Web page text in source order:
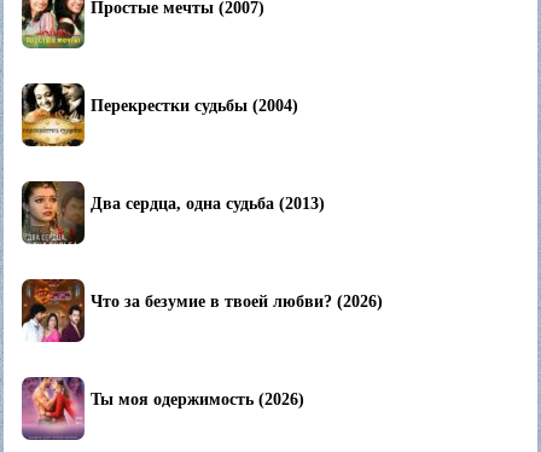
Простые мечты (2007)
Перекрестки судьбы (2004)
Два сердца, одна судьба (2013)
Что за безумие в твоей любви? (2026)
Ты моя одержимость (2026)